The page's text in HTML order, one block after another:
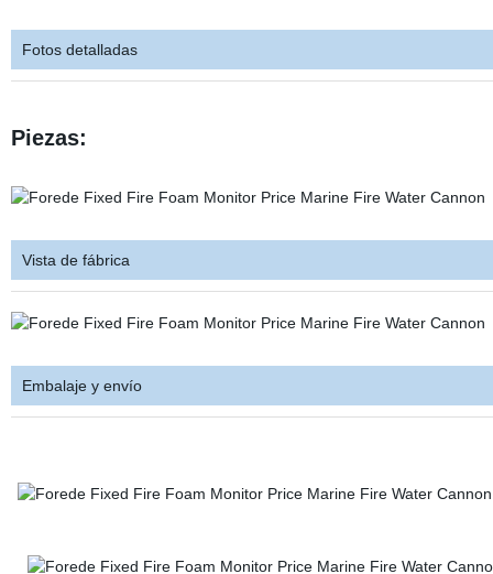
Fotos detalladas
Piezas:
Vista de fábrica
Embalaje y envío